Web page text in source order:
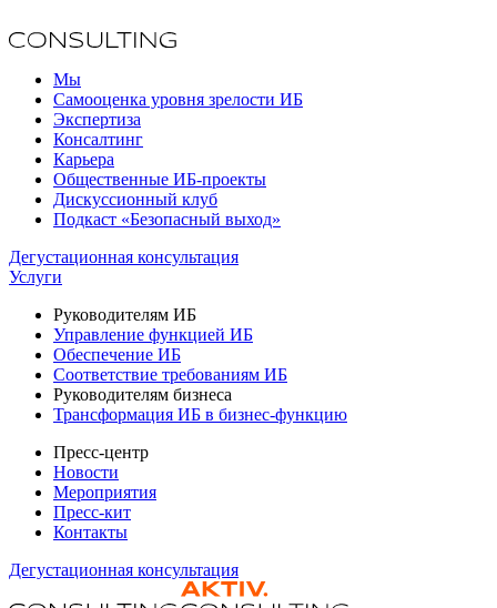
Мы
Самооценка уровня зрелости ИБ
Экспертиза
Консалтинг
Карьера
Общественные ИБ-проекты
Дискуссионный клуб
Подкаст «Безопасный выход»
Дегустационная консультация
Услуги
Руководителям ИБ
Управление функцией ИБ
Обеспечение ИБ
Соответствие требованиям ИБ
Руководителям бизнеса
Трансформация ИБ в бизнес-функцию
Пресс-центр
Новости
Мероприятия
Пресс-кит
Контакты
Дегустационная консультация